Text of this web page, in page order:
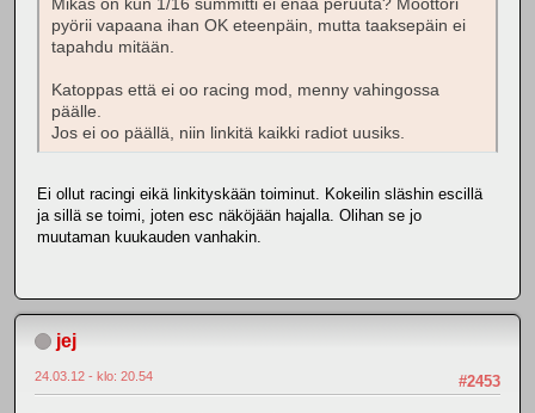
Mikäs on kun 1/16 summitti ei enää peruuta? Moottori
pyörii vapaana ihan OK eteenpäin, mutta taaksepäin ei
tapahdu mitään.
Katoppas että ei oo racing mod, menny vahingossa
päälle.
Jos ei oo päällä, niin linkitä kaikki radiot uusiks.
Ei ollut racingi eikä linkityskään toiminut. Kokeilin släshin escillä
ja sillä se toimi, joten esc näköjään hajalla. Olihan se jo
muutaman kuukauden vanhakin.
jej
#2453
24.03.12 - klo: 20.54